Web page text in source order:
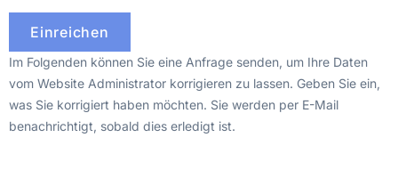
Im Folgenden können Sie eine Anfrage senden, um Ihre Daten
vom Website Administrator korrigieren zu lassen. Geben Sie ein,
was Sie korrigiert haben möchten. Sie werden per E-Mail
benachrichtigt, sobald dies erledigt ist.